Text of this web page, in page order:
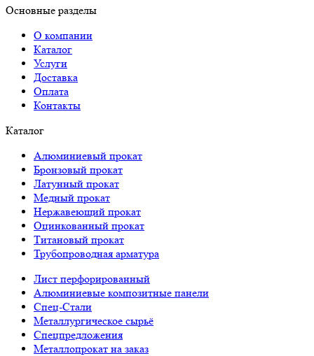
Основные разделы
О компании
Каталог
Услуги
Доставка
Оплата
Контакты
Каталог
Алюминиевый прокат
Бронзовый прокат
Латунный прокат
Медный прокат
Нержавеющий прокат
Оцинкованный прокат
Титановый прокат
Трубопроводная арматура
Лист перфорированный
Алюминиевые композитные панели
Спец-Стали
Металлургическое сырьё
Спецпредложения
Металлопрокат на заказ